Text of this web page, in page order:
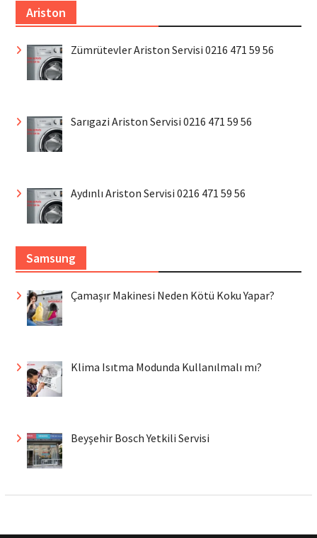
Ariston
Zümrütevler Ariston Servisi 0216 471 59 56
Sarıgazi Ariston Servisi 0216 471 59 56
Aydınlı Ariston Servisi 0216 471 59 56
Samsung
Çamaşır Makinesi Neden Kötü Koku Yapar?
Klima Isıtma Modunda Kullanılmalı mı?
Beyşehir Bosch Yetkili Servisi